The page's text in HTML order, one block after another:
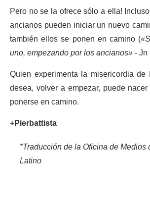
Pero no se la ofrece sólo a ella!
ancianos pueden iniciar un nuevo
también ellos se ponen en camino (
uno, empezando por los ancianos»-
Quien experimenta la misericordia
desea, volver a empezar, puede
ponerse en camino.
+Pierbattista
*Traducción de la Oficina de
Latino